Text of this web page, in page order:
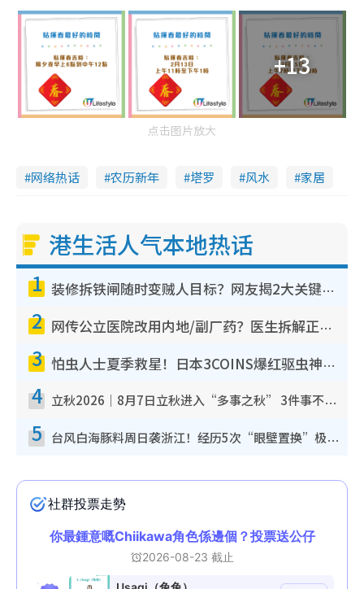
+13
点击图片放大
网络热话 农历新年 塔罗 风水 家居
港生活人气本地热话
1 装修拆铁闸随时变贼人目标？网友揭2大关键用途：装新款等于白装？附新旧铁闸分别
2 网传公立医院改用内地/副厂药？医生拆解正副厂分别，揭4类人换药随时出事
3 怕虫人士夏季救星！日本3COINS爆红驱虫神器$45起 1招“全程免触碰”轻松搞定小强
4 立秋2026｜8月7日立秋进入“多事之秋” 3件事不可做！专家教6招开运 清杂物／钱包纳气接好运
5 台风白海豚料周日袭浙江！经历5次“眼壁置换”极罕见 成登陆内地最长途台风